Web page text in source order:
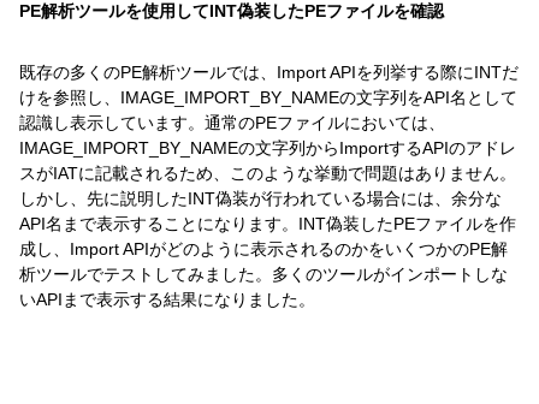
PE解析ツールを使用してINT偽装したPEファイルを確認
既存の多くのPE解析ツールでは、Import APIを列挙する際にINTだ
けを参照し、IMAGE_IMPORT_BY_NAMEの文字列をAPI名として
認識し表示しています。通常のPEファイルにおいては、
IMAGE_IMPORT_BY_NAMEの文字列からImportするAPIのアドレ
スがIATに記載されるため、このような挙動で問題はありません。
しかし、先に説明したINT偽装が行われている場合には、余分な
API名まで表示することになります。INT偽装したPEファイルを作
成し、Import APIがどのように表示されるのかをいくつかのPE解
析ツールでテストしてみました。多くのツールがインポートしな
いAPIまで表示する結果になりました。